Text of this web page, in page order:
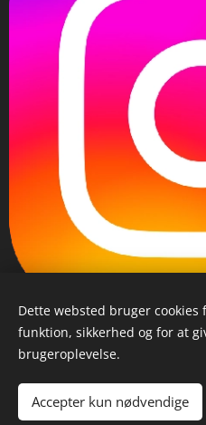
copyright ©️2025
Dette websted bruger cookies
funktion, sikkerhed og for at
brugeroplevelse.
Accepter kun nødvendige